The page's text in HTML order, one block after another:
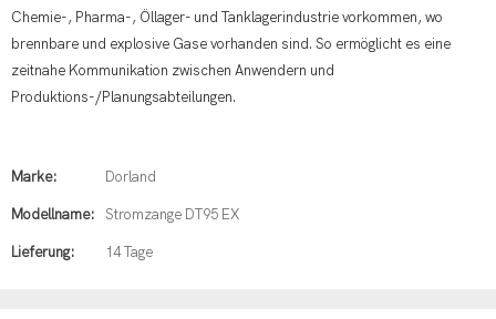
Chemie-, Pharma-, Öllager- und Tanklagerindustrie vorkommen, wo
brennbare und explosive Gase vorhanden sind. So ermöglicht es eine
zeitnahe Kommunikation zwischen Anwendern und
Produktions-/Planungsabteilungen.
Marke: Dorland
Modellname: Stromzange DT95 EX
Lieferung: 14 Tage